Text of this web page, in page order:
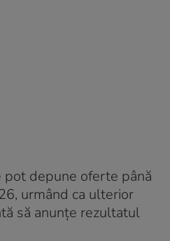
pot depune oferte până
urmând ca ulterior
să anunțe rezultatul